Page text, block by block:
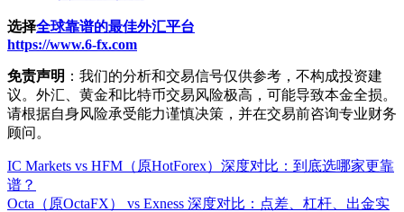
选择全球靠谱的最佳外汇平台
https://www.6-fx.com
免责声明 ：我们的分析和交易信号仅供参考，不构成投资建
议。外汇、黄金和比特币交易风险极高，可能导致本金全损。
请根据自身风险承受能力谨慎决策，并在交易前咨询专业财务
顾问。
Post
navigation
IC Markets vs HFM（原HotForex）深度对比：到底选哪家更靠
谱？
Octa（原OctaFX） vs Exness 深度对比：点差、杠杆、出金实